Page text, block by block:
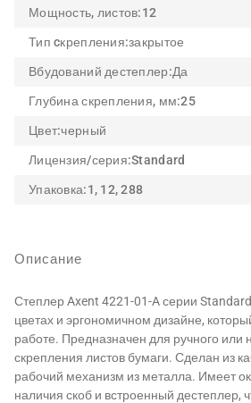
Мощность, листов:12
Тип cкрепления:закрытое
Вбудований дестеплер:Да
Глубина скрепления, мм:25
Цвет:черный
Лицензия/серия:Standard
Упаковка:1, 12, 288
Описание
Степлер Axent 4221-01-A серии
цветах и эргономичном дизайне,
работе. Предназначен для ручного или
скрепления листов бумаги. Сделан из
рабочий механизм из металла. Имеет
наличия скоб и встроенный дестеплер,